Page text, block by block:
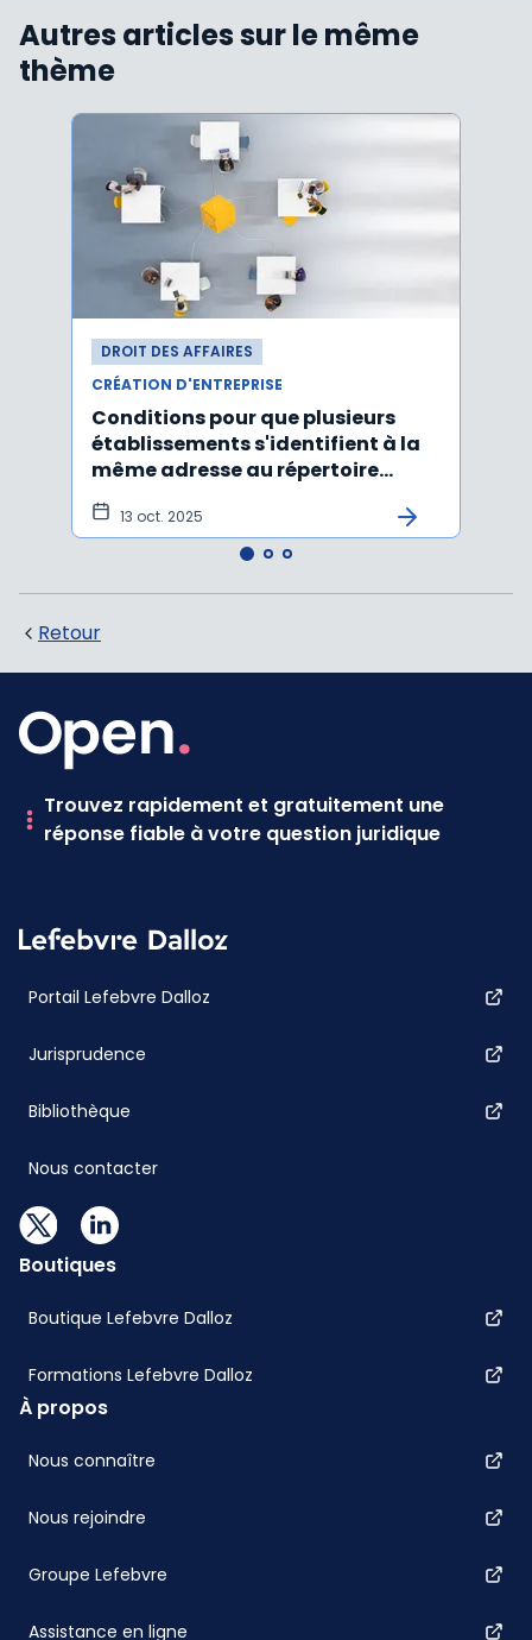
Autres articles sur le même
thème
DROIT DES AFFAIRES
CRÉATION D'ENTREPRISE
Conditions pour que plusieurs
établissements s'identifient à la
même adresse au répertoire
Sirene
13 oct. 2025
Retour
Trouvez rapidement et gratuitement une
réponse fiable à votre question juridique
Portail Lefebvre Dalloz
Jurisprudence
Bibliothèque
Nous contacter
Boutiques
Boutique Lefebvre Dalloz
Formations Lefebvre Dalloz
À propos
Nous connaître
Nous rejoindre
Groupe Lefebvre
Assistance en ligne